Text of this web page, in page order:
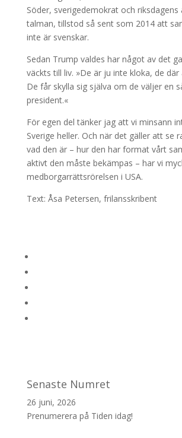
Söder, sverigedemokrat och riksdagens
talman, tillstod så sent som 2014 att
inte är svenskar.
Sedan Trump valdes har något av det
väckts till liv. »De är ju inte kloka, de där
De får skylla sig själva om de väljer en
president.«
För egen del tänker jag att vi minsann
Sverige heller. Och när det gäller att se
vad den är – hur den har format vårt
aktivt den måste bekämpas – har vi
medborgarrättsrörelsen i USA.
Text: Åsa Petersen, frilansskribent
Senaste Numret
26 juni, 2026
Prenumerera på Tiden idag!